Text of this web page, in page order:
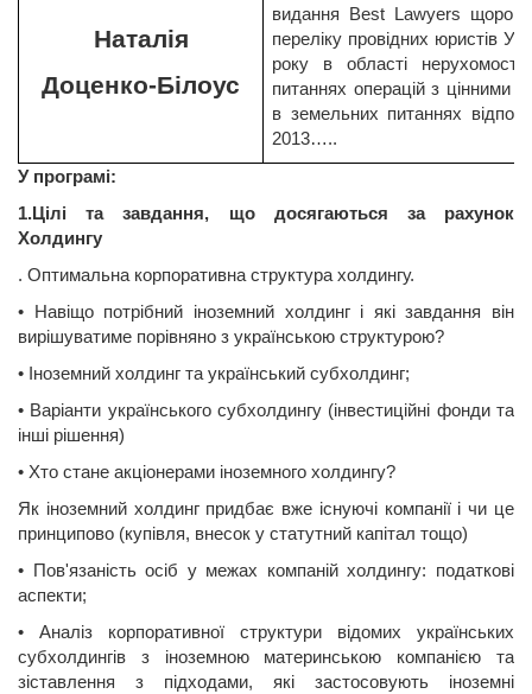
Наталія
Доценко-Білоус
видання
Best Lawyers
переліку провідних юристів
року в області
питаннях операцій з цінними
в земельних питаннях
2013…..
У програмі:
1.Цілі тазавдання, що досягаються за рахунок
Холдингу
. Оптимальна корпоративна структура холдингу.
• Навіщо потрібний іноземнийхолдинг і які завдання
він
вирішуватиме порівняно з українською структурою?
• Іноземний холдинг та український субхолдинг;
• Варіанти українського субхолдингу (інвестиційні фондита
інші рішення)
• Хто стане акціонерами іноземного холдингу?
Як іноземнийхолдинг придбає вже існуючі компаніїі чи це
принципово (купівля, внесок у статутний капітал тощо)
• Пов'язаність осіб у межах компанійхолдингу: податкові
аспекти;
• Аналіз корпоративної структури відомих
українських
субхолдингів з іноземною материнською компанією та
зіставлення з підходами, які застосовують
іноземні